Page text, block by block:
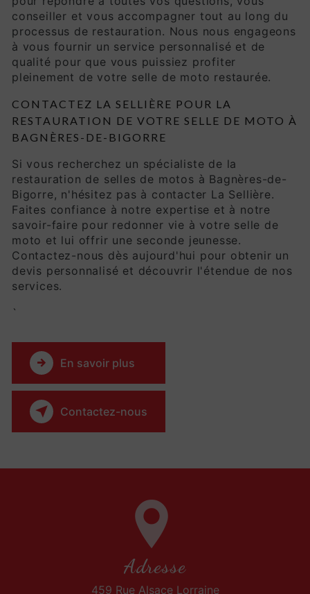
conseiller et vous accompagner tout au long du
processus de restauration. Nous nous engageons
à vous fournir un service personnalisé et de
qualité pour que vous puissiez profiter
pleinement de votre selle de moto restaurée.
CONTACTEZ LA SELLIÈRE POUR LA
RESTAURATION DE VOTRE SELLE DE MOTO À
BAGNÈRES-DE-BIGORRE
Si vous recherchez un spécialiste de la
restauration de selles de motos à Bagnères-de-
Bigorre, n'hésitez pas à contacter La Sellière.
Faites confiance à notre expertise et à notre
savoir-faire pour redonner vie à votre selle de
moto et lui offrir une seconde jeunesse.
Contactez-nous dès aujourd'hui pour obtenir un
devis personnalisé et découvrir l'étendue de nos
services.
`
En savoir plus
Contactez-nous
Adresse
459 Rue Alsace Lorraine